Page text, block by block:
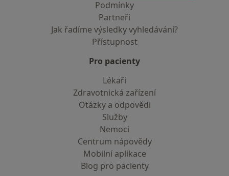
Podmínky
Partneři
Jak řadíme výsledky vyhledávání?
Přístupnost
Pro pacienty
Lékaři
Zdravotnická zařízení
Otázky a odpovědi
Služby
Nemoci
Centrum nápovědy
Mobilní aplikace
Blog pro pacienty